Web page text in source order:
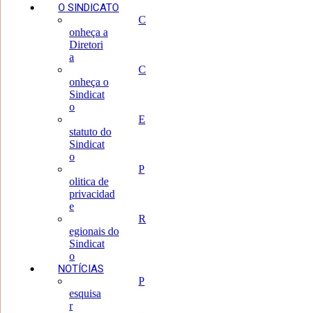
O SINDICATO
C
onheça a
Diretori
a
C
onheça o
Sindicat
o
E
statuto do
Sindicat
o
P
olitica de
privacidad
e
R
egionais do
Sindicat
o
NOTÍCIAS
P
esquisa
r